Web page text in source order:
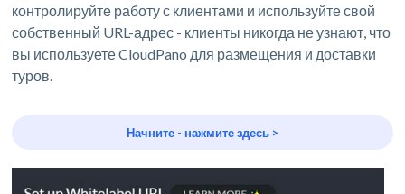
контролируйте работу с клиентами и используйте свой
собственный URL-адрес - клиенты никогда не узнают, что
вы используете CloudPano для размещения и доставки
туров.
Начните - нажмите здесь >